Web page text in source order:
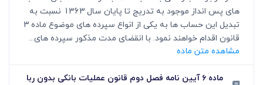
های پس انداز موجود به تدریج تا پایان سال 1363 نسبت به
تبدیل این حساب ها به یکی از انواع سپرده های موضوع ماده 3
قانون اقدام خواهند نمود. با انقضای مدت مذکور سپرده های...
مشاهده متن ماده
ماده ۶ آیین نامه فصل دوم قانون عملیات بانکی بدون ربا